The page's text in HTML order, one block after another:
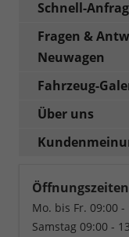
Schnell-
Fragen &
Neuwagen
Fahrzeug-
Über uns
Öffnungszeiten
Mo. bis Fr. 09:00
Samstag 09:00 -